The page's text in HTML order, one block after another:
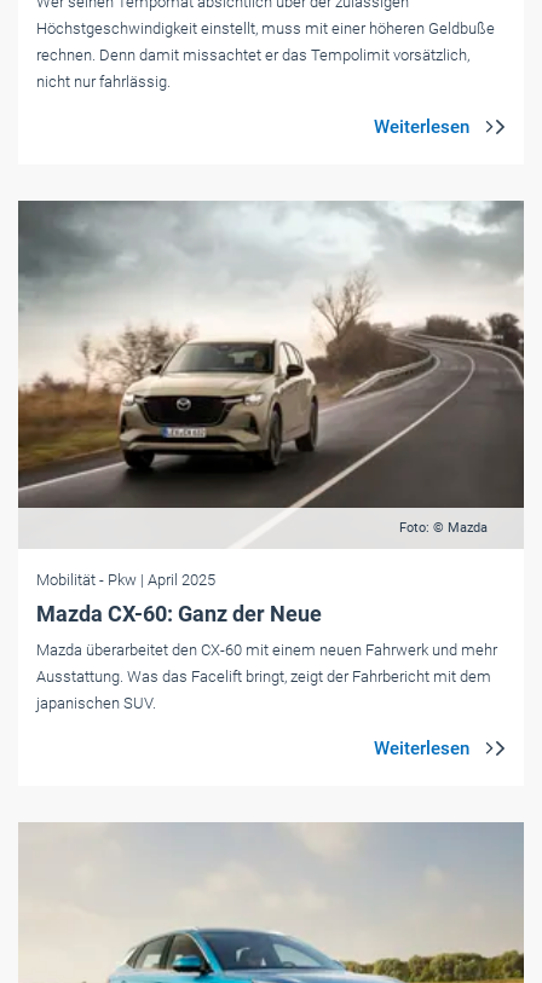
Höchstgeschwindigkeit einstellt, muss mit einer höheren Geldbuße
rechnen. Denn damit missachtet er das Tempolimit vorsätzlich,
nicht nur fahrlässig.
Foto: © Mazda
Mobilität - Pkw | April 2025
Mazda CX-60: Ganz der Neue
Mazda überarbeitet den CX-60 mit einem neuen Fahrwerk und mehr
Ausstattung. Was das Facelift bringt, zeigt der Fahrbericht mit dem
japanischen SUV.